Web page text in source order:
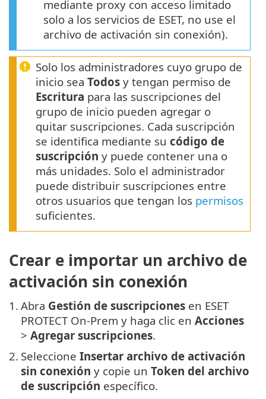
mediante proxy con acceso limitado
solo a los servicios de ESET, no use el
archivo de activación sin conexión).
Solo los administradores cuyo grupo de
inicio sea Todos y tengan permiso de
Escritura para las suscripciones del
grupo de inicio pueden agregar o
quitar suscripciones. Cada suscripción
se identifica mediante su código de
suscripción y puede contener una o
más unidades. Solo el administrador
puede distribuir suscripciones entre
otros usuarios que tengan los permisos
suficientes.
Crear e importar un archivo de
activación sin conexión
1. Abra Gestión de suscripciones en ESET
PROTECT On-Prem y haga clic en Acciones
> Agregar suscripciones.
2. Seleccione Insertar archivo de activación
sin conexión y copie un Token del archivo
de suscripción específico.